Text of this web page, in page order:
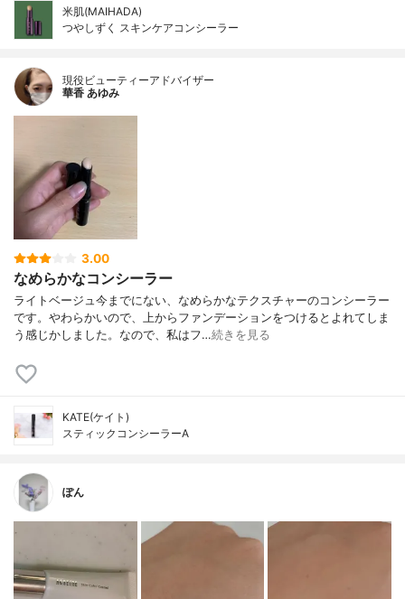
米肌(MAIHADA)
つやしずく スキンケアコンシーラー
現役ビューティーアドバイザー
華香 あゆみ
3.00
なめらかなコンシーラー
ライトベージュ今までにない、なめらかなテクスチャーのコンシーラー
です。やわらかいので、上からファンデーションをつけるとよれてしま
う感じかしました。なので、私はフ…続きを見る
KATE(ケイト)
スティックコンシーラーA
ぽん